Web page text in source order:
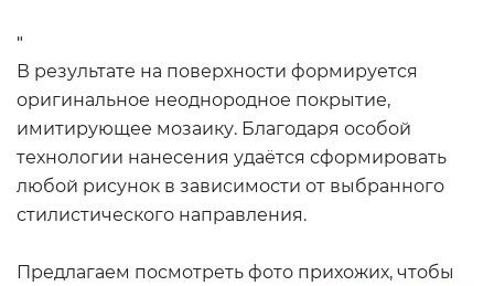
"
В результате на поверхности формируется
оригинальное неоднородное покрытие,
имитирующее мозаику. Благодаря особой
технологии нанесения удаётся сформировать
любой рисунок в зависимости от выбранного
стилистического направления.
Предлагаем посмотреть фото прихожих, чтобы